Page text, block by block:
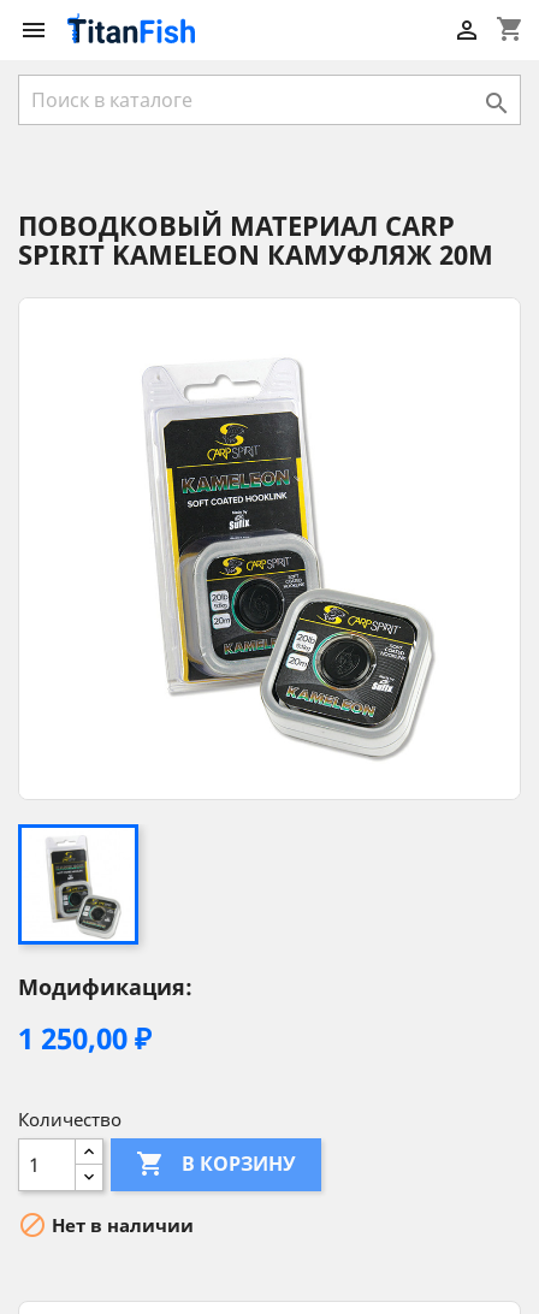
 shopping_cart


ПОВОДКОВЫЙ МАТЕРИАЛ CARP
SPIRIT KAMELEON КАМУФЛЯЖ 20М
Модификация:
1 250,00 ₽
Количество
 В КОРЗИНУ
 Нет в наличии